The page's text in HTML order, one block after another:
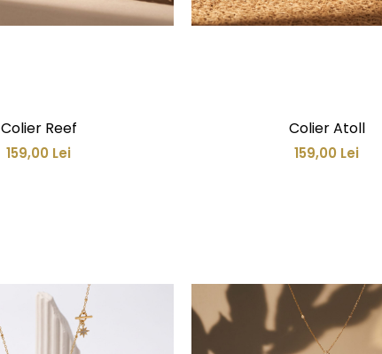
Colier Reef
159,00 Lei
Colier Atoll
159,00 Lei